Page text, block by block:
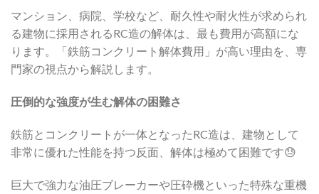
マンション、病院、学校など、耐久性や耐火性が求められ
る建物に採用されるRC造の解体は、最も費用が高額にな
ります。「鉄筋コンクリート解体費用」が高い理由を、専
門家の視点から解説します。
圧倒的な強度が生む解体の困難さ
鉄筋とコンクリートが一体となったRC造は、建物として
非常に優れた性能を持つ反面、解体は極めて困難です😓
巨大で強力な油圧ブレーカーや圧砕機といった特殊な重機